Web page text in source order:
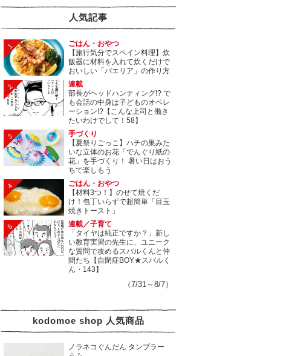
人気記事
1
ごはん・おやつ
【旅行気分でスペイン料理】炊
飯器に材料を入れて炊くだけで
おいしい「パエリア」の作り方
2
連載
部長がヘッドハンティング!? で
も会話の中身は子どものオペレ
ーション!?【こんな上司と働き
たいわけでして！58】
3
手づくり
【夏祭りごっこ】ハチの巣みた
いな立体のお花「でんぐり紙の
花」を手づくり！ 暑い日はおう
ちで楽しもう
4
ごはん・おやつ
【材料3つ！】のせて焼くだ
け！包丁いらずで超簡単「目玉
焼きトースト」
5
連載／子育て
「タイヤは純正ですか？」新し
い教育実習の先生に、ユニーク
な質問で攻めるスバルくんと仲
間たち【自閉症BOY★スバルく
ん・143】
（7/31～8/7）
kodomoe shop 人気商品
ノラネコぐんだん タンブラー